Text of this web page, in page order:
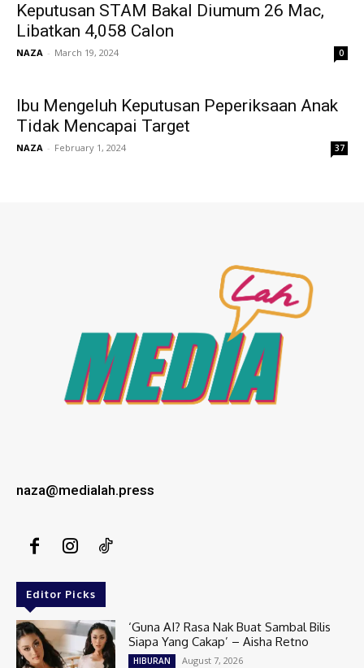
Keputusan STAM Bakal Diumum 26 Mac,
Libatkan 4,058 Calon
NAZA - March 19, 2024 0
Ibu Mengeluh Keputusan Peperiksaan Anak
Tidak Mencapai Target
NAZA - February 1, 2024 37
naza@medialah.press
Editor Picks
‘Guna AI? Rasa Nak Buat Sambal Bilis
Siapa Yang Cakap’ – Aisha Retno
HIBURAN August 7, 2026